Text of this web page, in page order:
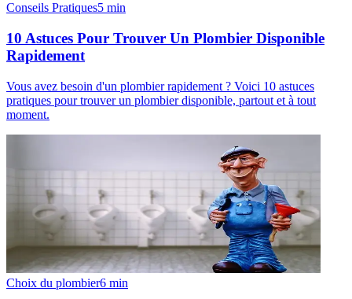
Conseils Pratiques5 min
10 Astuces Pour Trouver Un Plombier Disponible
Rapidement
Vous avez besoin d'un plombier rapidement ? Voici 10 astuces
pratiques pour trouver un plombier disponible, partout et à tout
moment.
Choix du plombier6 min